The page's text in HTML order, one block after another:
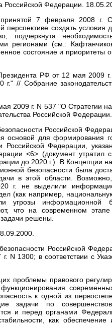
Российской Федерации.
7 февраля 2008 г.
перспективе создать
подчеркнута
регионами (см.:
состояние и
РФ от 12 мая 2009
г." // Собрание
2009 г. N 537 "О Стратегии
Российской
Российской
основой для формирования
Российской Федерации,
<6> (документ утратил
до 2020 г.). В Концепции
безопасности была
в этой области.
г. не выделили
(как например,
угрозы
что на современном
решены.
Российской
N 1300; в соответствии с
проблемы правового
к одной из
задачи по
и перед органами
как